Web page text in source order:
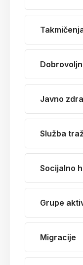
Javno
Služba
Socijalno
Grupe
Migracije